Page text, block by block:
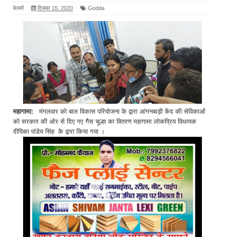
बेनामी दिसंबर 15, 2020 Godda
महागामा:मंगलवार को बाल विकास परियोजना के द्वारा आंगनबाड़ी केंद की सेविकाओं
को सरकार की ओर से दिए गए गैस चूल्हा का वितरण महागामा लोकप्रिय विधायक
दीपिका पांडेय सिंह के द्वारा किया गया ।